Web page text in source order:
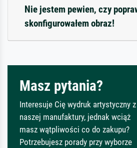
Nie jestem pewien, czy
skonfigurowałem obraz!
Masz pytania?
Interesuje Cię wydruk artystyczny z
naszej manufaktury, jednak wciąż
masz wątpliwości co do zakupu?
Potrzebujesz porady przy wyborze